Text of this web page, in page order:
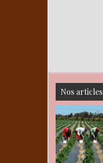
Nos articles